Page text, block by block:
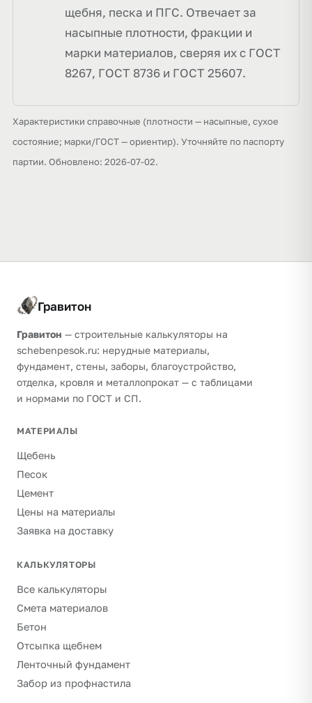
щебня, песка и ПГС. Отвечает за
насыпные плотности, фракции и
марки материалов, сверяя их с ГОСТ
8267, ГОСТ 8736 и ГОСТ 25607.
Характеристики справочные (плотности — насыпные, сухое
состояние; марки/ГОСТ — ориентир). Уточняйте по паспорту
партии. Обновлено: 2026-07-02.
Гравитон
Гравитон — строительные калькуляторы на
schebenpesok.ru: нерудные материалы,
фундамент, стены, заборы, благоустройство,
отделка, кровля и металлопрокат — с таблицами
и нормами по ГОСТ и СП.
МАТЕРИАЛЫ
Щебень
Песок
Цемент
Цены на материалы
Заявка на доставку
КАЛЬКУЛЯТОРЫ
Все калькуляторы
Смета материалов
Бетон
Отсыпка щебнем
Ленточный фундамент
Забор из профнастила